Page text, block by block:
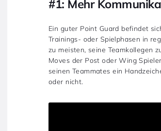
#1: Mehr
Ein guter Point Guard befindet
Trainings- oder Spielphasen in
zu meisten, seine Teamkollegen
Moves der Post oder Wing
seinen Teammates ein
oder nicht.